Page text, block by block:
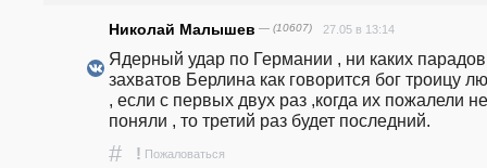
Николай Малышев — (10607) 27.05 в 13:14
Ядерный удар по Германии , ни каких
захватов Берлина как говорится бог троицу
, если с первых двух раз ,когда их пожалели не
поняли , то третий раз будет последний.
# ! Пожаловаться